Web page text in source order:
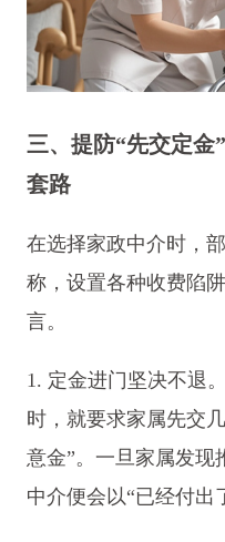
三、提防“先交定金
套路
在选择家政中介时，
称，设置各种收费陷
言。
1. 定金进门坚决不退
时，就要求家属先交
意金”。一旦家属发现
中介便会以“已经付出